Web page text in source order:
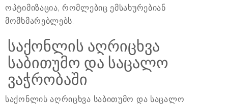
ოპტიმიზაცია, რომლებიც ემსახურებიან
მომხმარებლებს.
საქონლის აღრიცხვა
საბითუმო და საცალო
ვაჭრობაში
საქონლის აღრიცხვა საბითუმო და საცალო